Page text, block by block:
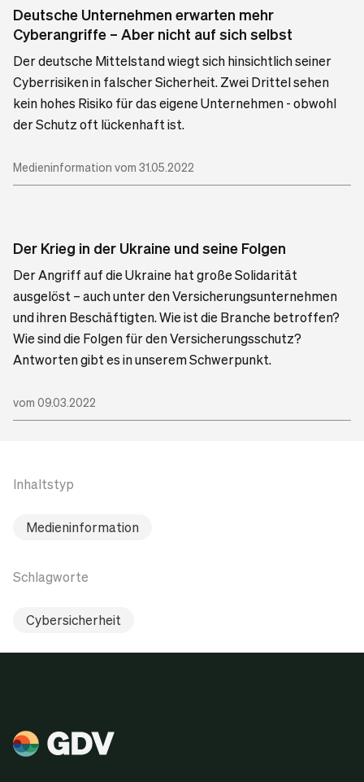
Deutsche Unternehmen erwarten mehr
Cyberangriffe – Aber nicht auf sich selbst
Der deutsche Mittelstand wiegt sich hinsichtlich seiner
Cyberrisiken in falscher Sicherheit. Zwei Drittel sehen
kein hohes Risiko für das eigene Unternehmen - obwohl
der Schutz oft lückenhaft ist.
Medieninformation vom 31.05.2022
Der Krieg in der Ukraine und seine Folgen
Der Angriff auf die Ukraine hat große Solidarität
ausgelöst – auch unter den Versicherungsunternehmen
und ihren Beschäftigten. Wie ist die Branche betroffen?
Wie sind die Folgen für den Versicherungsschutz?
Antworten gibt es in unserem Schwerpunkt.
vom 09.03.2022
Inhaltstyp
Medieninformation
Schlagworte
Cybersicherheit